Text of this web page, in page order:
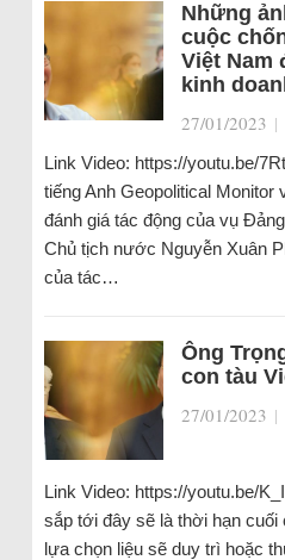
Những
cuộc
Việt Nam
kinh
27/01/2023 |
Link Video: https://youtu.be/
tiếng Anh Geopolitical
đánh giá tác động của vụ
Chủ tịch nước Nguyễn Xuân
của tác…
Ông
con tàu
27/01/2023 |
Link Video: https://youtu.be/
sắp tới đây sẽ là thời hạn
lựa chọn liệu sẽ duy trì hoặc